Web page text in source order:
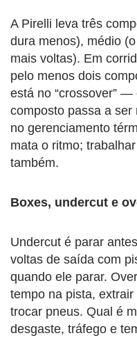
A Pirelli leva três
dura menos), médio
mais voltas). Em
pelo menos dois
está no “crossover”
composto passa a
no gerenciamento
mata o ritmo;
também.
Boxes, undercut e
Undercut é parar
voltas de saída com
quando ele parar.
tempo na pista,
trocar pneus. Qual é
desgaste, tráfego e